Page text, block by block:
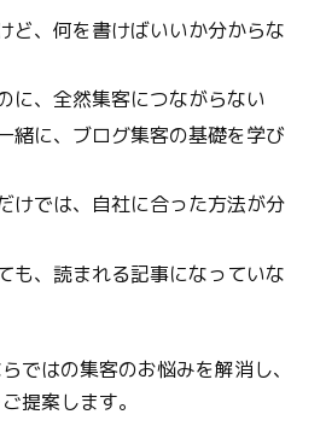
ど、何を書けばいいか分からな
に、全然集客につながらない
緒に、ブログ集客の基礎を学び
けでは、自社に合った方法が分
も、読まれる記事になっていな
ではの集客のお悩みを解消し、
提案します。